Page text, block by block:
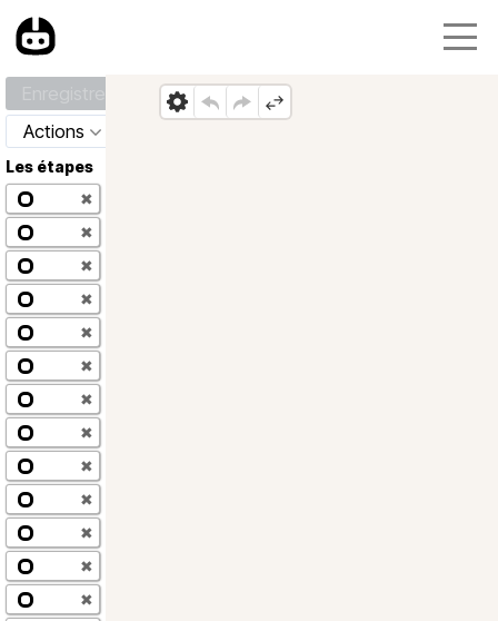
Actions
Les étapes
✖
✖
✖
✖
✖
✖
✖
✖
✖
✖
✖
✖
✖